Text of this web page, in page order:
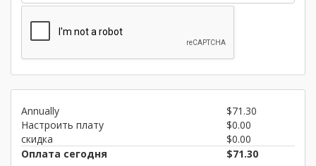
Annually
$71.30
Настроить плату
$0.00
скидка
$0.00
Оплата сегодня
$71.30